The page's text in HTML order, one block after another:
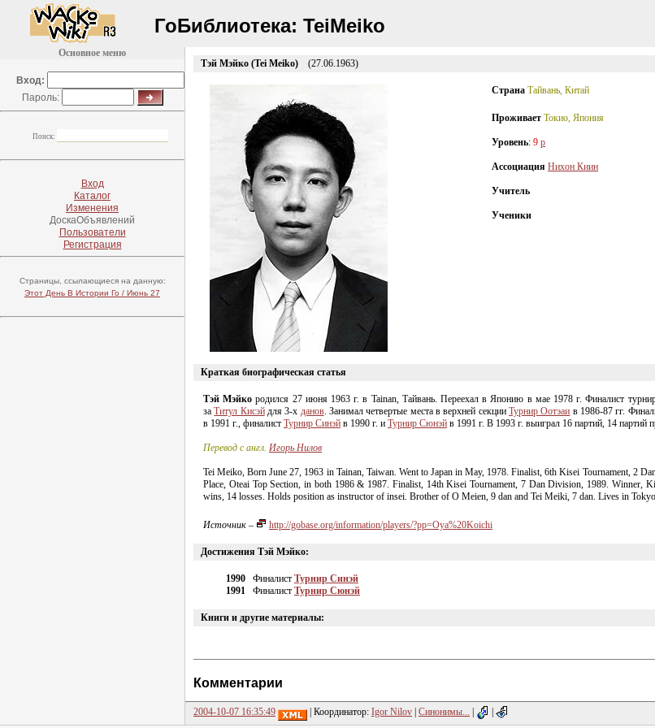
ГоБиблиотека: TeiMeiko
Основное меню
Вход:
Пароль:
Поиск:
Вход
Каталог
Изменения
ДоскаОбъявлений
Пользователи
Регистрация
Страницы, ссылающиеся на данную:
Этот День В Истории Го / Июнь 27
Тэй Мэйко (Tei Meiko) (27.06.1963)
Страна Тайвань, Китай
Проживает Токио, Япония
Уровень: 9 p
Ассоциация Нихон Киин
Учитель
Ученики
Краткая биографическая статья
Тэй Мэйко родился 27 июня 1963 г. в Tainan, Тайвань. Переехал в Японию в мае 1978 г. Финалист
заТитул Кисэйдля3-х данов. Занимал четвертые места в верхней секцииТурнир Оотэаи в 1986-87 гг.
в 1991 г., финалист Турнир Синэй в 1990 г. и Турнир Сюнэй в 1991 г. В 1993 г. выиграл 16 партий, 14 партий
Перевод с англ. Игорь Нилов
Tei Meiko, Born June 27, 1963 in Tainan, Taiwan. Went to Japan in May, 1978. Finalist, 6th Kisei Tournament, 2
Place, Oteai Top Section, in both 1986 & 1987. Finalist, 14th Kisei Tournament, 7 Dan Division, 1989. Winner,
wins, 14 losses. Holds position as instructor of insei. Brother of O Meien, 9 dan and Tei Meiki, 7 dan. Lives in
Источник – http://gobase.org/information/players/?pp=Oya%20Koichi
Достижения Тэй Мэйко:
1990 Финалист Турнир Синэй
1991 Финалист Турнир Сюнэй
Книги и другие материалы:
Комментарии
2004-10-07 16:35:49 | Координатор: Igor Nilov Синонимы...